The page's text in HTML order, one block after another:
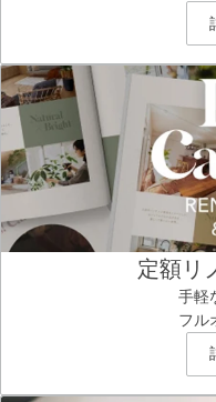
定額リ
手軽
フル